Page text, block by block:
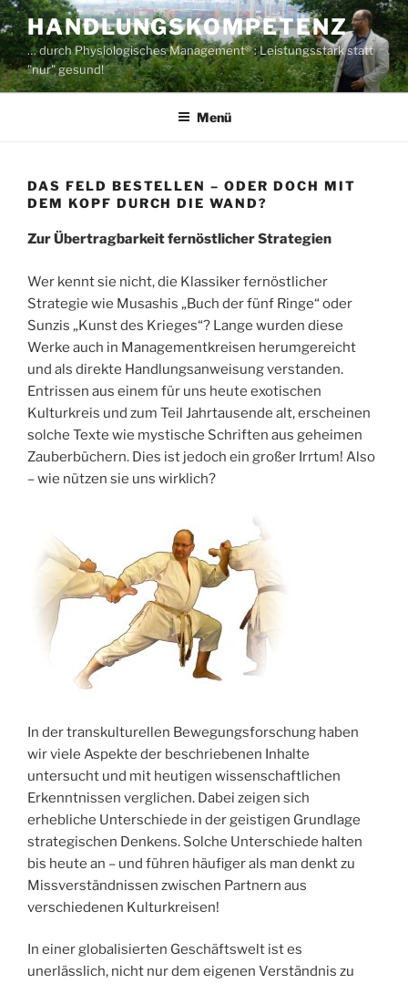
Zum
Inhalt
springen
HANDLUNGSKOMPETENZ
… durch Physiologisches Management® : Leistungsstark statt
"nur" gesund!
Menü
DAS FELD BESTELLEN – ODER DOCH MIT
DEM KOPF DURCH DIE WAND?
Zur Übertragbarkeit fernöstlicher Strategien
Wer kennt sie nicht, die Klassiker fernöstlicher
Strategie wie Musashis „Buch der fünf Ringe“ oder
Sunzis „Kunst des Krieges“? Lange wurden diese
Werke auch in Managementkreisen herumgereicht
und als direkte Handlungsanweisung verstanden.
Entrissen aus einem für uns heute exotischen
Kulturkreis und zum Teil Jahrtausende alt, erscheinen
solche Texte wie mystische Schriften aus geheimen
Zauberbüchern. Dies ist jedoch ein großer Irrtum! Also
– wie nützen sie uns wirklich?
In der transkulturellen Bewegungsforschung haben
wir viele Aspekte der beschriebenen Inhalte
untersucht und mit heutigen wissenschaftlichen
Erkenntnissen verglichen. Dabei zeigen sich
erhebliche Unterschiede in der geistigen Grundlage
strategischen Denkens. Solche Unterschiede halten
bis heute an – und führen häufiger als man denkt zu
Missverständnissen zwischen Partnern aus
verschiedenen Kulturkreisen!
In einer globalisierten Geschäftswelt ist es
unerlässlich, nicht nur dem eigenen Verständnis zu